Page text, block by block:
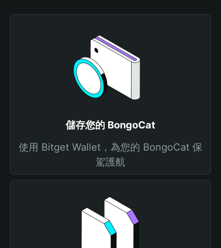
儲存您的 BongoCat
使用 Bitget Wallet，為您的 BongoCat 保
駕護航